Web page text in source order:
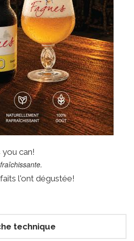
you can!
l'ont dégustée!
technique